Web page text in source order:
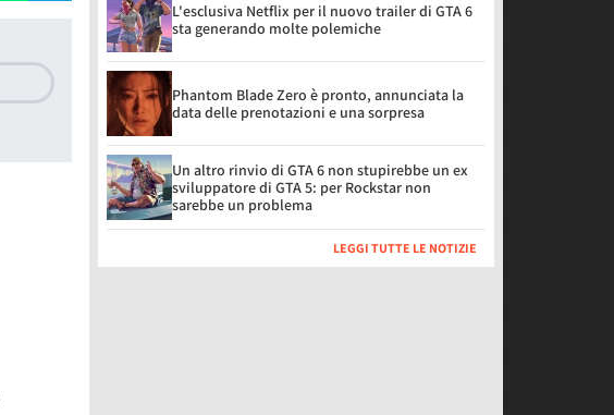
L'esclusiva Netflix per il nuovo trailer di GTA 6
sta generando molte polemiche
Phantom Blade Zero è pronto, annunciata la
data delle prenotazioni e una sorpresa
Un altro rinvio di GTA 6 non stupirebbe un ex
sviluppatore di GTA 5: per Rockstar non
sarebbe un problema
LEGGI TUTTE LE NOTIZIE